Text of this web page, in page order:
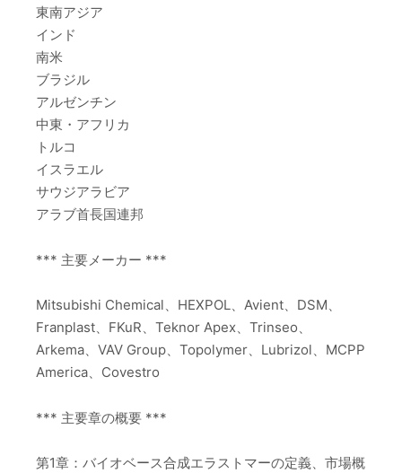
東南アジア
インド
南米
ブラジル
アルゼンチン
中東・アフリカ
トルコ
イスラエル
サウジアラビア
アラブ首長国連邦
*** 主要メーカー ***
Mitsubishi Chemical、HEXPOL、Avient、DSM、
Franplast、FKuR、Teknor Apex、Trinseo、
Arkema、VAV Group、Topolymer、Lubrizol、MCPP
America、Covestro
*** 主要章の概要 ***
第1章：バイオベース合成エラストマーの定義、市場概